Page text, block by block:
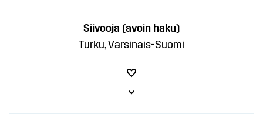
Siivooja (avoin haku)
Turku, Varsinais-Suomi